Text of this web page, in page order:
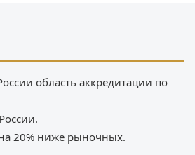
область аккредитации по
20% ниже рыночных.